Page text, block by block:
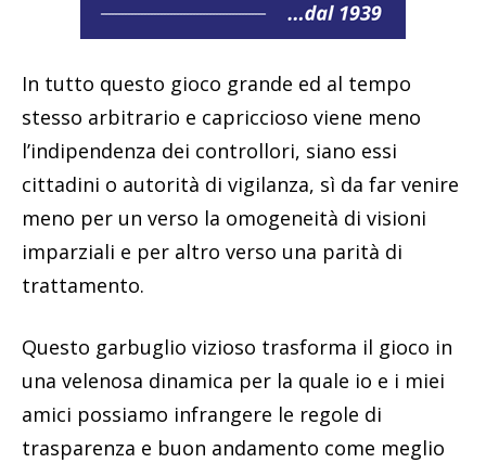
In tutto questo gioco grande ed al tempo
stesso arbitrario e capriccioso viene meno
l’indipendenza dei controllori, siano essi
cittadini o autorità di vigilanza, sì da far venire
meno per un verso la omogeneità di visioni
imparziali e per altro verso una parità di
trattamento.
Questo garbuglio vizioso trasforma il gioco in
una velenosa dinamica per la quale io e i miei
amici possiamo infrangere le regole di
trasparenza e buon andamento come meglio